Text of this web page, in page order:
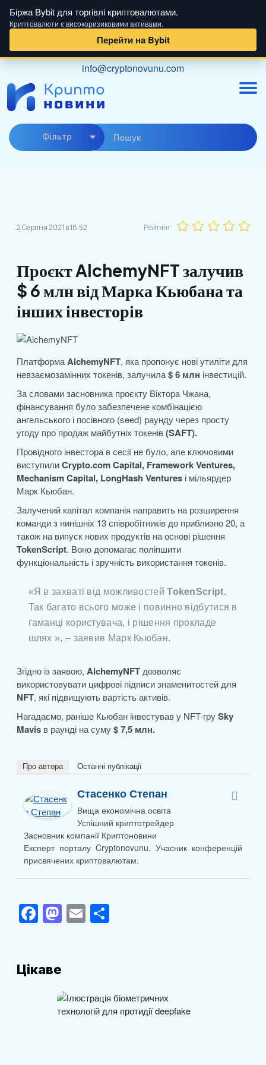
Біржа Bybit для торгівлі криптовалютами.
Криптовалюти є високоризиковими активами.
Перейти на Bybit
content
info@cryptonovunu.com
Фiльтр
2 Серпня 2021 в 18:52 Рейтинг:
Проєкт AlchemyNFT залучив
$ 6 млн від Марка Кьюбана та
інших інвесторів
ПлатформаAlchemyNFT, яка пропонує нові утиліти для
невзаємозамінних токенів, залучила$ 6 млн інвестицій.
За словами засновника проєкту Віктора Чжана,
фінансування було забезпечене комбінацією
ангельського і посівного (seed) раунду через просту
угоду про продаж майбутніх токенів(SAFT).
Провідного інвестора в сесії не було, але ключовими
виступилиCrypto.com Capital, Framework Ventures,
Mechanism Capital, LongHash Venturesі мільярдер
Марк Кьюбан.
Залучений капітал компанія направить на розширення
команди з нинішніх 13 співробітників до приблизно 20, а
також на випуск нових продуктів на основі рішення
TokenScript. Воно допомагає поліпшити
функціональність і зручність використання токенів.
«Я в захваті від можливостейTokenScript.
Так багато всього може і повинно відбутися в
гаманці користувача, і рішення прокладе
шлях », – заявив Марк Кьюбан.
Згідно із заявою, AlchemyNFT дозволяє
використовувати цифрові підписи знаменитостей для
NFT, які підвищують вартість активів.
Нагадаємо, раніше Кьюбан інвестував у NFT-груSky
Mavisв раунді на суму$ 7,5 млн.
Про автора Останні публікації
Стасенко Степан
Вища економічна освіта
Успішний криптотрейдер
Засновник компанії Криптоновини
Експерт порталу Cryptonovunu. Учасник конференцій
присвячених криптовалютам.
F
a
e
M
a
d
o
E
m
П
и
т
Цікаве